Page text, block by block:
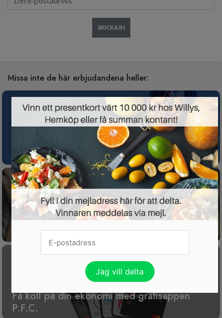
SKICKA IN
Missa inte de här erbjudandena heller:
Spotify Premium nu gratis i 3 månader för
nya kunder
Gratis tävling för dig som har husdjur
Få koll på din ekonomi med gratisappen
P.F.C.